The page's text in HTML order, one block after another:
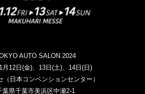
AUTO SALON 2024
月12日(金)、13日(土)、14日(日)
（日本コンベンションセンター）
葉県千葉市美浜区中瀬2-1